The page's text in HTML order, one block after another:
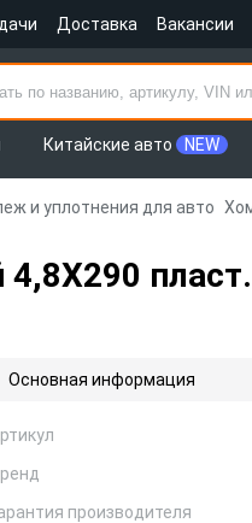
Доставка Вакансии
Китайские авто NEW
и уплотнения для авто
Основная информация
производителя